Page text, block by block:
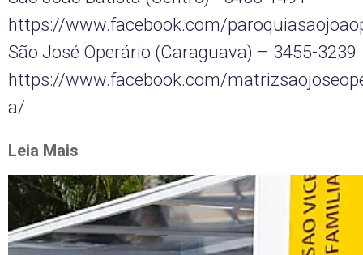
https://www.facebook.com/
São José Operário (Caraguava) – 3455-3239
https://www.facebook.com/
a/
Leia Mais